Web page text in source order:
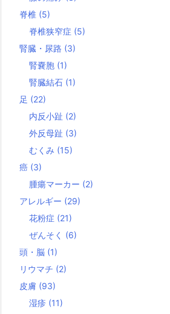
脊椎 (5)
脊椎狭窄症 (5)
腎臓・尿路 (3)
腎嚢胞 (1)
腎臓結石 (1)
足 (22)
内反小趾 (2)
外反母趾 (3)
むくみ (15)
癌 (3)
腫瘍マーカー (2)
アレルギー (29)
花粉症 (21)
ぜんそく (6)
頭・脳 (1)
リウマチ (2)
皮膚 (93)
湿疹 (11)